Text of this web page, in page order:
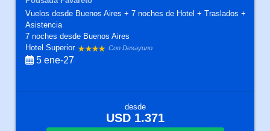
Vuelos desde Buenos Aires + 7 noches de Hotel + Traslados +
Asistencia
7 nochesdesde Buenos Aires
Hotel Superior
Con Desayuno
5 ene-27
desde
USD 1.371